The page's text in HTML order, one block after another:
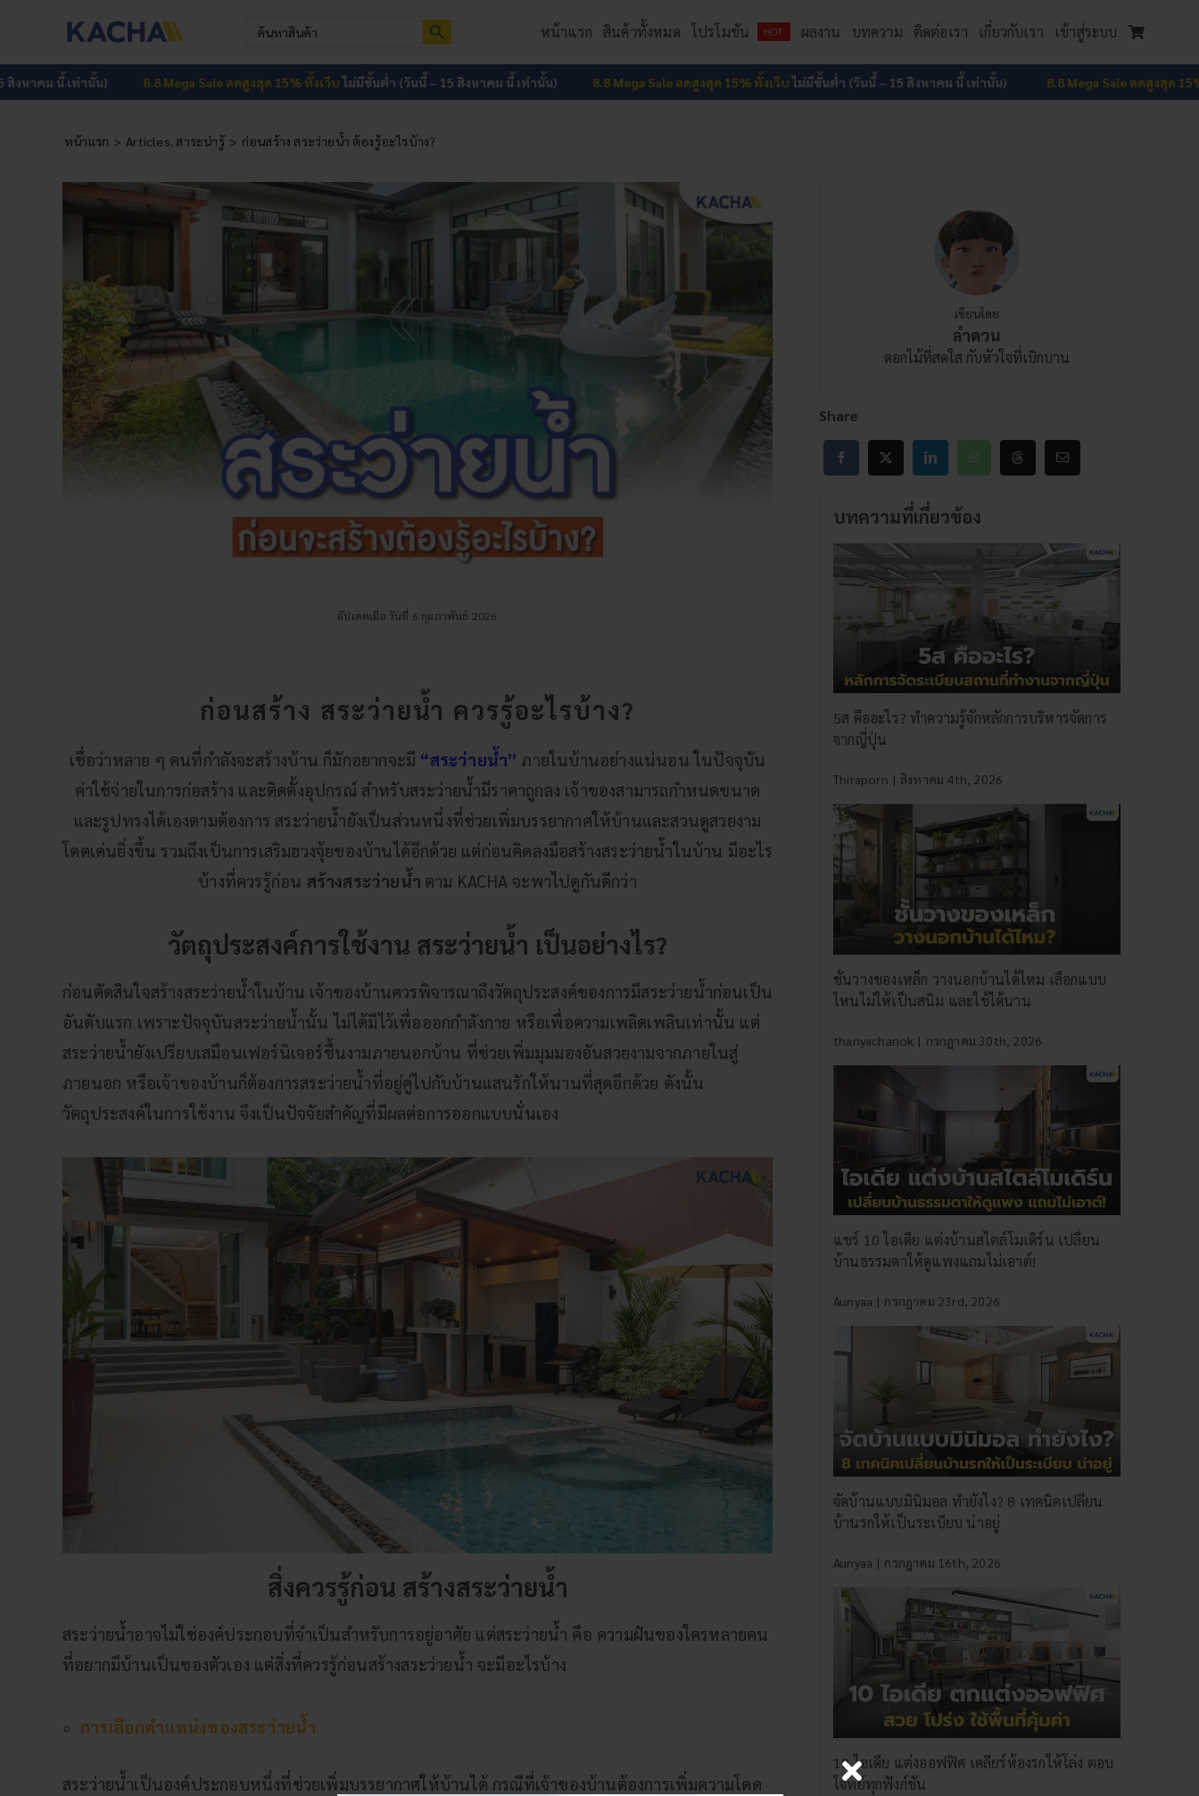
Search
for: หน้าแรก สินค้าทั้งหมด โปรโมชัน HOT ผลงาน บทความ ติดต่อเรา เกี่ยวกับเรา เข้าสู่ระบบ
เท่านั้น) 8.8 Mega Sale ลดสูงสุด 15% ทั้งเว็บไม่มีขั้นต่ำ (วันนี้ – 15 สิงหาคม นี้ เท่านั้น) 8.8 Mega Sale ลดสูงสุด 15% ทั้งเว็บไม่มีขั้นต่ำ (วันนี้ – 15 สิงหาคม นี้ เท่านั้น) 8.8 Mega Sale ลดสูงสุด 15% ทั้งเว็บไ
หน้าแรก Articles สาระน่ารู้ ก่อนสร้าง สระว่ายน้ำ ต้องรู้อะไรบ้าง?
อัปเดตเมื่อ วันที่ 6 กุมภาพันธ์ 2026
ก่อนสร้าง สระว่ายน้ำ ควรรู้อะไรบ้าง?
เชื่อว่าหลาย ๆ คนที่กำลังจะสร้างบ้าน ก็มักอยากจะมี “สระว่ายน้ำ” ภายในบ้านอย่างแน่นอน ในปัจจุบัน
ค่าใช้จ่ายในการก่อสร้าง และติดตั้งอุปกรณ์ สำหรับสระว่ายน้ำมีราคาถูกลง เจ้าของสามารถกำหนดขนาด
และรูปทรงได้เองตามต้องการ สระว่ายน้ำยังเป็นส่วนหนึ่งที่ช่วยเพิ่มบรรยากาศให้บ้านและสวนดูสวยงาม
โดดเด่นยิ่งขึ้น รวมถึงเป็นการเสริมฮวงจุ้ยของบ้านได้อีกด้วย แต่ก่อนคิดลงมือสร้างสระว่ายน้ำในบ้าน มีอะไร
บ้างที่ควรรู้ก่อน สร้างสระว่ายน้ำ ตาม KACHA จะพาไปดูกันดีกว่า
วัตถุประสงค์การใช้งาน สระว่ายน้ำ เป็นอย่างไร?
ก่อนตัดสินใจสร้างสระว่ายน้ำในบ้าน เจ้าของบ้านควรพิจารณาถึงวัตถุประสงค์ของการมีสระว่ายน้ำก่อนเป็น
อันดับแรก เพราะปัจจุบันสระว่ายน้ำนั้น ไม่ได้มีไว้เพื่อออกกำลังกาย หรือเพื่อความเพลิดเพลินเท่านั้น แต่
สระว่ายน้ำยังเปรียบเสมือนเฟอร์นิเจอร์ชื้นงามภายนอกบ้าน ที่ช่วยเพิ่มมุมมองอันสวยงามจากภายในสู่
ภายนอก หรือเจ้าของบ้านก็ต้องการสระว่ายน้ำที่อยู่คู่ไปกับบ้านแสนรักให้นานที่สุดอีกด้วย ดังนั้น
วัตถุประสงค์ในการใช้งาน จึงเป็นปัจจัยสำคัญที่มีผลต่อการออกแบบนั่นเอง
สิ่งควรรู้ก่อน สร้างสระว่ายน้ำ
สระว่ายน้ำอาจไม่ใช่องค์ประกอบที่จำเป็นสำหรับการอยู่อาศัย แต่สระว่ายน้ำ คือ ความฝันของใครหลายคน
ที่อยากมีบ้านเป็นของตัวเอง แต่สิ่งที่ควรรู้ก่อนสร้างสระว่ายน้ำ จะมีอะไรบ้าง
การเลือกตำแหน่งของสระว่ายน้ำ
สระว่ายน้ำเป็นองค์ประกอบหนึ่งที่ช่วยเพิ่มบรรยากาศให้บ้านได้ กรณีที่เจ้าของบ้านต้องการเพิ่มความโดด
เขียนโดย
ลำดวน
ดอกไม้ที่สดใส กับหัวใจที่เบิกบาน
Share
บทความที่เกี่ยวข้อง
5ส คืออะไร? ทำความรู้จักหลักการบริหารจัดการ
จากญี่ปุ่น
Thiraporn | สิงหาคม 4th, 2026
ชั้นวางของเหล็ก วางนอกบ้านได้ไหม เลือกแบบ
ไหนไม่ให้เป็นสนิม และใช้ได้นาน
thanyachanok | กรกฎาคม 30th, 2026
แชร์ 10 ไอเดีย แต่งบ้านสไตล์โมเดิร์น เปลี่ยน
บ้านธรรมดาให้ดูแพงแถมไม่เอาต์!
Aunyaa | กรกฎาคม 23rd, 2026
จัดบ้านแบบมินิมอล ทำยังไง? 8 เทคนิคเปลี่ยน
บ้านรกให้เป็นระเบียบ น่าอยู่
Aunyaa | กรกฎาคม 16th, 2026
10 ไอเดีย แต่งออฟฟิศ เคลียร์ห้องรกให้โล่ง ตอบ
โจทย์ทุกฟังก์ชัน